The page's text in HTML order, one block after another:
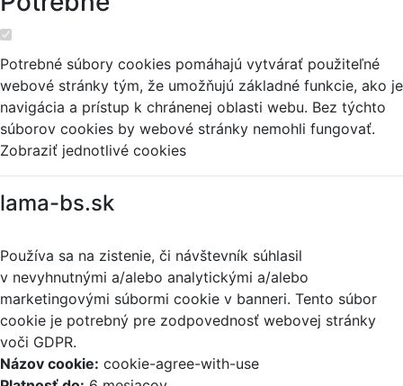
Potrebné súbory cookies pomáhajú vytvárať použiteľné
webové stránky tým, že umožňujú základné funkcie, ako je
navigácia a prístup k chránenej oblasti webu. Bez týchto
súborov cookies by webové stránky nemohli fungovať.
Zobraziť jednotlivé cookies
lama-bs.sk
Používa sa na zistenie, či návštevník súhlasil
v nevyhnutnými a/alebo analytickými a/alebo
marketingovými súbormi cookie v banneri. Tento súbor
cookie je potrebný pre zodpovednosť webovej stránky
voči GDPR.
Názov cookie: cookie-agree-with-use